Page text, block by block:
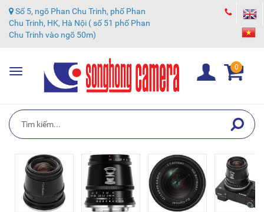
Số 5, ngõ Phan Chu Trinh, phố Phan
Chu Trinh, HK, Hà Nội ( số 51 phố Phan
Chu Trinh vào ngõ 50m)
Toggle
navigation
0